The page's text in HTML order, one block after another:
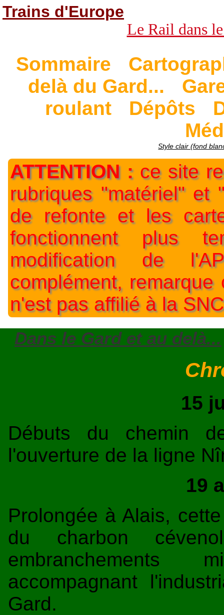
Trains d'Europe
Le Rail dans
Sommaire
delà du Gard...
roulant
Dépôts
Style clair (fond
ATTENTION :ce site
rubriques "matériel" et
de refonte et les
fonctionnent plus
modification de
complément,
n'est pas affilié à la
Dans le Gard et au delà...
15
Débuts du chemin
l'ouverture de la ligne
19
Prolongée à Alais,
du charbon
embranchements
accompagnant
Gard.